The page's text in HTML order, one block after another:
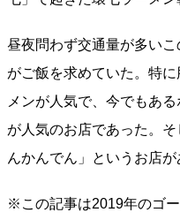
昼夜問わず交通量が多い
がご飯を求めていた。特
メンが人気で、今でもあ
が人気のお店であった。
んかんでん」というお店が
※この記事は2019年のゴ